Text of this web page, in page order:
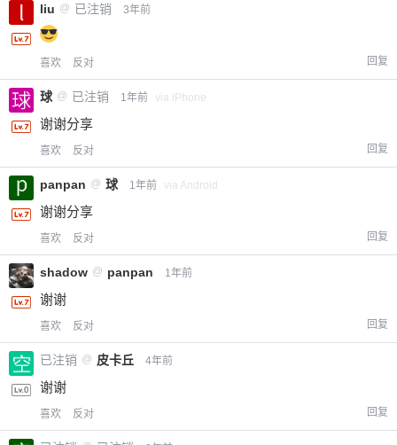
liu @ 已注销 3年前
喜欢 反对 回复
球 @ 已注销 1年前 via iPhone
谢谢分享
喜欢 反对 回复
panpan @ 球 1年前 via Android
谢谢分享
喜欢 反对 回复
shadow @ panpan 1年前
谢谢
喜欢 反对 回复
已注销 @ 皮卡丘 4年前
谢谢
喜欢 反对 回复